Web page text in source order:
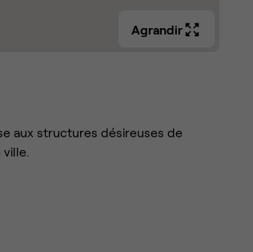
Agrandir
aux structures désireuses de